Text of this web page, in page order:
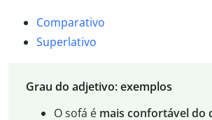
Comparativo
Superlativo
Grau do adjetivo: exemplos
O sofá é mais confortável do